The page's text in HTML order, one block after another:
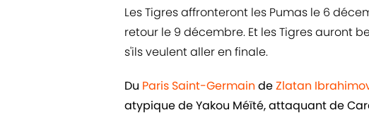
Les Tigres affronteront les Pumas le 6
retour le 9 décembre. Et les Tigres auront
s'ils veulent aller en finale.
Du Paris Saint-Germain deZlatan
atypique de Yakou Méïté, attaquant de